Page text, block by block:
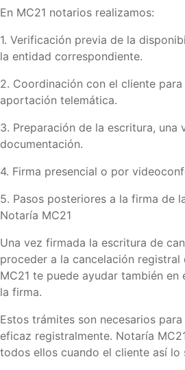
En MC21 notarios realizamos:
1. Verificación previa de la
la entidad correspondiente.
2. Coordinación con el cliente
aportación telemática.
3. Preparación de la escritura, una
documentación.
4. Firma presencial o por
5. Pasos posteriores a la firma de
Notaría MC21
Una vez firmada la escritura de
proceder a la cancelación registral
MC21 te puede ayudar también
la firma.
Estos trámites son necesarios
eficaz registralmente. Notaría
todos ellos cuando el cliente así lo